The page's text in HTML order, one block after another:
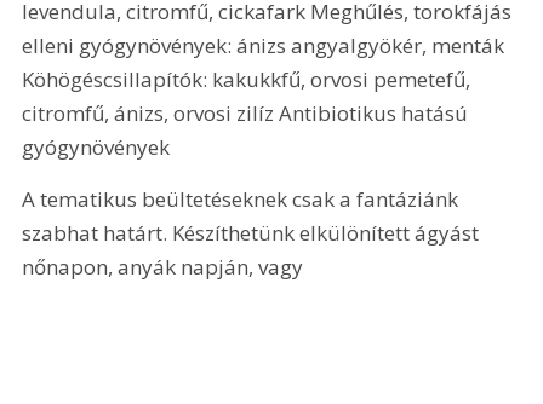
levendula, citromfű, cickafark Meghűlés, torokfájás
elleni gyógynövények: ánizs angyalgyökér, menták
Köhögéscsillapítók: kakukkfű, orvosi pemetefű,
citromfű, ánizs, orvosi zilíz Antibiotikus hatású
gyógynövények
A tematikus beültetéseknek csak a fantáziánk
szabhat határt. Készíthetünk elkülönített ágyást
nőnapon, anyák napján, vagy